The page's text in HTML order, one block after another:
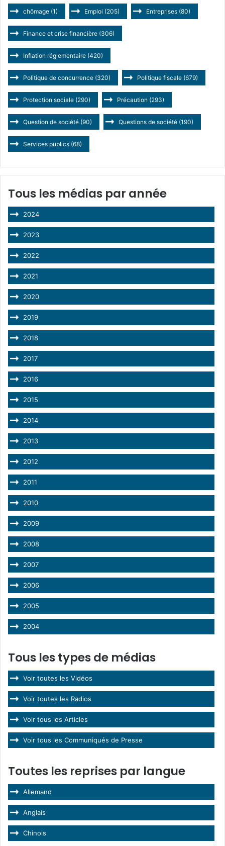
chômage (1) Emploi (205) Entreprises (80)
Finance et crise financière (306)
Inflation réglementaire (420)
Politique de concurrence (320) Politique fiscale (679)
Protection sociale (290) Précaution (293)
Question de société (90) Questions de société (190)
Services publics (68)
Tous les médias par année
2024
2023
2022
2021
2020
2019
2018
2017
2016
2015
2014
2013
2012
2011
2010
2009
2008
2007
2006
2005
2004
Tous les types de médias
Voir toutes les Vidéos
Voir toutes les Radios
Voir tous les Articles
Voir tous les Communiqués de Presse
Toutes les reprises par langue
Allemand
Anglais
Chinois